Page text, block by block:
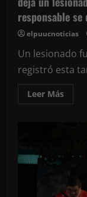
responsable
elpuucnoticias
Un lesionado
registró esta
Leer MásLeer
más
Ticul
deja